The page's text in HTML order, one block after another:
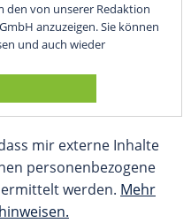
den von unserer Redaktion
anzuzeigen. Sie können
und auch wieder
mir externe Inhalte
personenbezogene
werden. Mehr